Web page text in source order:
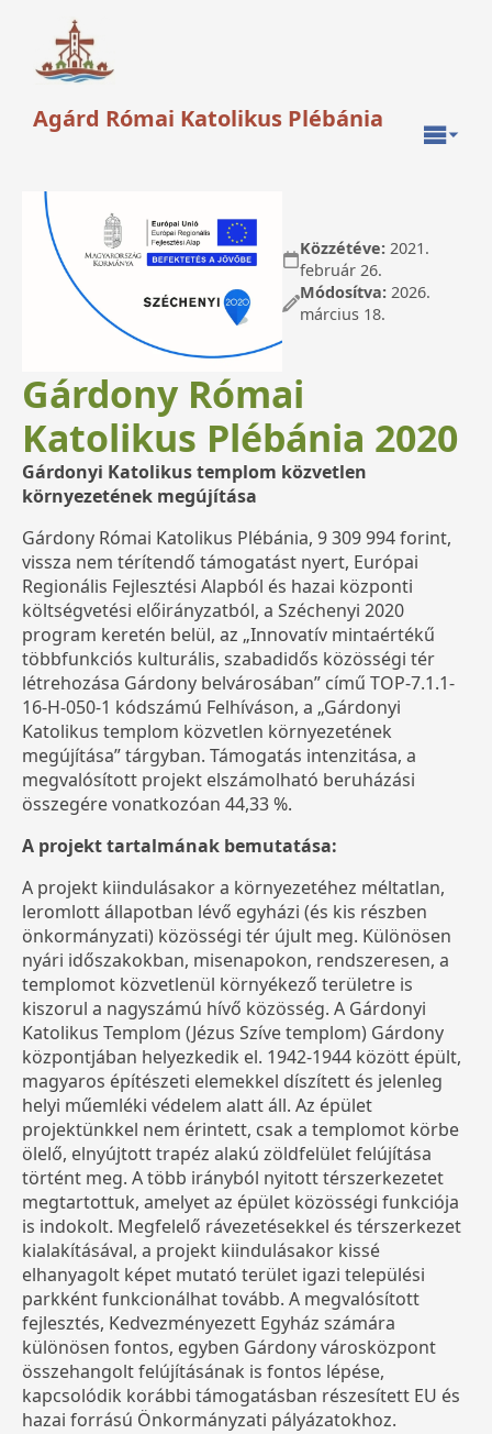
Agárd Római Katolikus Plébánia
Közzétéve:2021.
február 26.
Módosítva:2026.
március 18.
Gárdony Római
Katolikus Plébánia 2020
Gárdonyi Katolikus templom közvetlen
környezetének megújítása
Gárdony Római Katolikus Plébánia, 9 309 994 forint,
vissza nem térítendő támogatást nyert, Európai
Regionális Fejlesztési Alapból és hazai központi
költségvetési előirányzatból, a Széchenyi 2020
program keretén belül, az „Innovatív mintaértékű
többfunkciós kulturális, szabadidős közösségi tér
létrehozása Gárdony belvárosában” című TOP-7.1.1-
16-H-050-1 kódszámú Felhíváson, a „Gárdonyi
Katolikus templom közvetlen környezetének
megújítása” tárgyban. Támogatás intenzitása, a
megvalósított projekt elszámolható beruházási
összegére vonatkozóan 44,33 %.
A projekt tartalmának bemutatása:
A projekt kiindulásakor a környezetéhez méltatlan,
leromlott állapotban lévő egyházi (és kis részben
önkormányzati) közösségi tér újult meg. Különösen
nyári időszakokban, misenapokon, rendszeresen, a
templomot közvetlenül környékező területre is
kiszorul a nagyszámú hívő közösség. A Gárdonyi
Katolikus Templom (Jézus Szíve templom) Gárdony
központjában helyezkedik el. 1942-1944 között épült,
magyaros építészeti elemekkel díszített és jelenleg
helyi műemléki védelem alatt áll. Az épület
projektünkkel nem érintett, csak a templomot körbe
ölelő, elnyújtott trapéz alakú zöldfelület felújítása
történt meg. A több irányból nyitott térszerkezetet
megtartottuk, amelyet az épület közösségi funkciója
is indokolt. Megfelelő rávezetésekkel és térszerkezet
kialakításával, a projekt kiindulásakor kissé
elhanyagolt képet mutató terület igazi települési
parkként funkcionálhat tovább. A megvalósított
fejlesztés, Kedvezményezett Egyház számára
különösen fontos, egyben Gárdony városközpont
összehangolt felújításának is fontos lépése,
kapcsolódik korábbi támogatásban részesített EU és
hazai forrású Önkormányzati pályázatokhoz.